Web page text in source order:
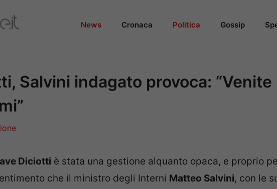
News Cronaca Politica Gossip
Salvini indagato provoca: “Venite
Diciotti è stata una gestione alquanto opaca, e proprio
che il ministro degli Interni Matteo Salvini, con le